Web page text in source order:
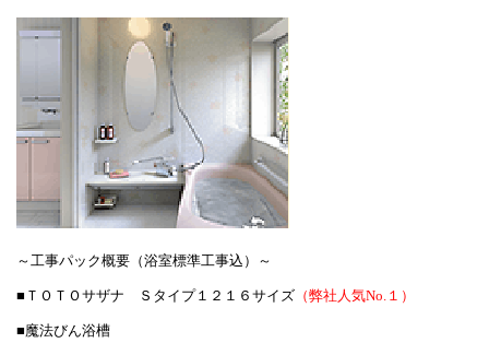
～工事パック概要（浴室標準工事込）～
■ＴＯＴＯサザナ Ｓタイプ１２１６サイズ （弊社人気No.１）
■魔法びん浴槽